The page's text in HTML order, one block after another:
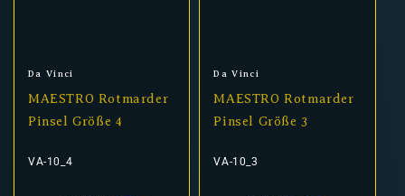
Anbieter:
Da Vinci
MAESTRO Rotmarder
Pinsel Größe 4
VA-10_4
Anbieter:
Da Vinci
MAESTRO Rotmarder
Pinsel Größe 3
VA-10_3